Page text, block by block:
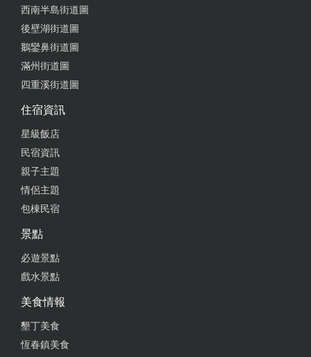
西南半島街道圖
後壁湖街道圖
鵝鑾鼻街道圖
滿州街道圖
四重溪街道圖
住宿資訊
星級飯店
民宿資訊
親子主題
情侶主題
包棟民宿
景點
必遊景點
戲水景點
美食情報
墾丁美食
恆春鎮美食